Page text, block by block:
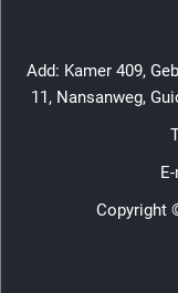
Add: Kamer 409,
11, Nansanweg,
Copyright